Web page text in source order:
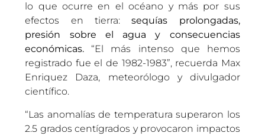
lo que ocurre en el océano y más por sus
efectos en tierra:sequías prolongadas,
presión sobre el agua y consecuencias
económicas. “El más intenso que hemos
registrado fue el de 1982-1983”, recuerda Max
Enriquez Daza, meteorólogo y divulgador
científico.
“Las anomalías de temperatura superaron los
2.5 grados centígrados y provocaron impactos